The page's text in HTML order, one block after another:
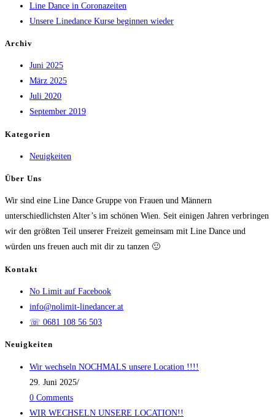
Line Dance in Coronazeiten
Unsere Linedance Kurse beginnen wieder
Archiv
Juni 2025
März 2025
Juli 2020
September 2019
Kategorien
Neuigkeiten
Über Uns
Wir sind eine Line Dance Gruppe von Frauen und Männern
unterschiedlichsten Alter’s im schönen Wien. Seit einigen Jahren verbringen
wir den größten Teil unserer Freizeit gemeinsam mit Line Dance und
würden uns freuen auch mit dir zu tanzen 🙂
Kontakt
No Limit auf Facebook
info@nolimit-linedancer.at
☏ 0681 108 56 503
Neuigkeiten
Wir wechseln NOCHMALS unsere Location !!!!
29. Juni 2025/
0 Comments
WIR WECHSELN UNSERE LOCATION!!